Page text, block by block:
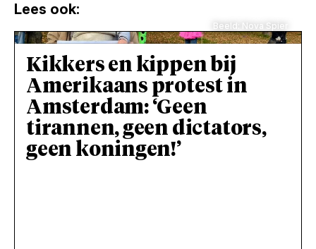
Lees ook:
Beeld: Nova Spier
Kikkers en kippen bij
Amerikaans protest in
Amsterdam: ‘Geen
tirannen, geen dictators,
geen koningen!’